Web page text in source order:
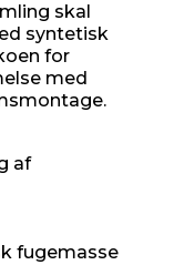
skal
syntetisk
for
med
af
fugemasse